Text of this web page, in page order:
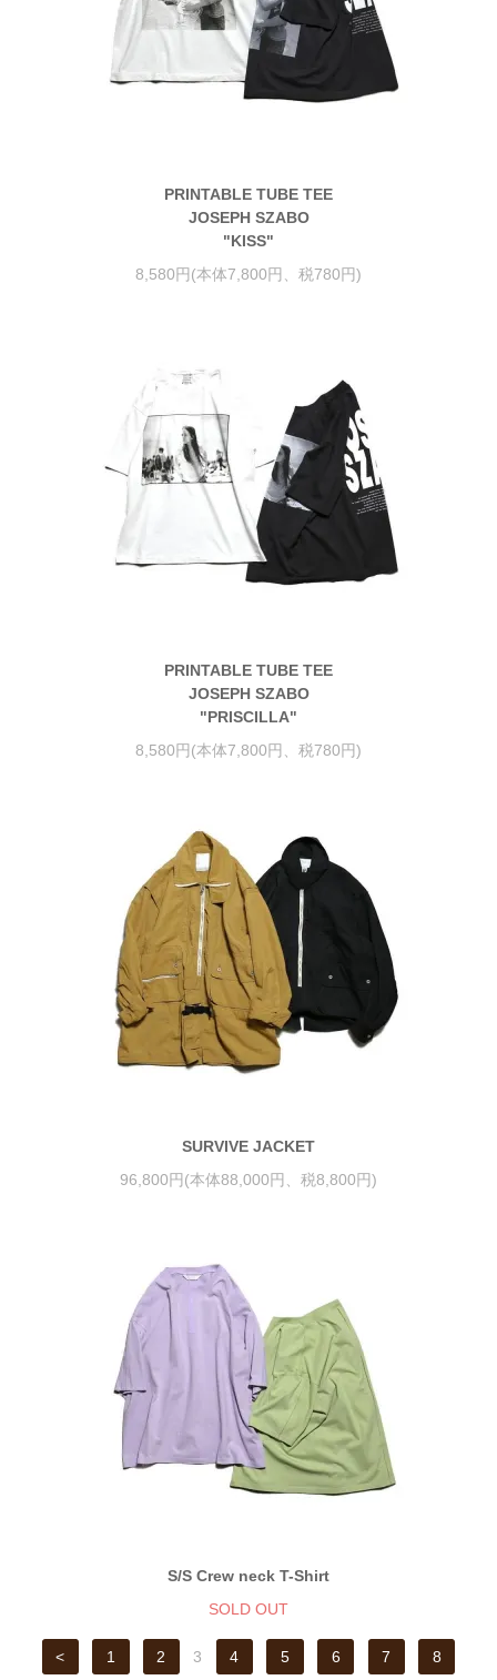
PRINTABLE TUBE TEE
JOSEPH SZABO
"KISS"
8,580円(本体7,800円、税780円)
PRINTABLE TUBE TEE
JOSEPH SZABO
"PRISCILLA"
8,580円(本体7,800円、税780円)
SURVIVE JACKET
96,800円(本体88,000円、税8,800円)
S/S Crew neck T-Shirt
SOLD OUT
< 1 2 3 4 5 6 7 8